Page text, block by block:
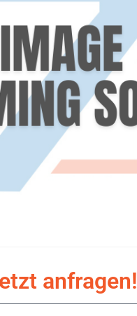
anfragen!